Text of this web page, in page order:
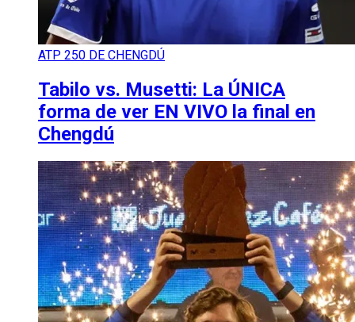
ATP 250 DE CHENGDÚ
Tabilo vs. Musetti: La ÚNICA
forma de ver EN VIVO la final en
Chengdú